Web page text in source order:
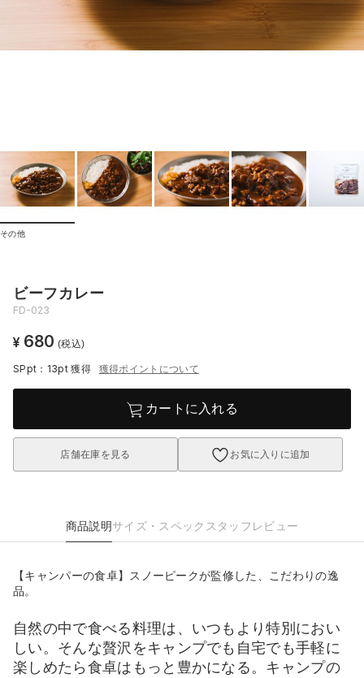
その他
ビーフカレー
FD-023
¥ 680 (税込)
SPpt：13pt獲得 獲得ポイントについて
カートに入れる
店舗在庫を見る お気に入りに追加
商品説明サイズ・スペック スタッフレビュー
【キャンパーの食卓】スノーピークが監修した、こだわりの逸
品。
自然の中で食べる料理は、いつもより特別におい
しい。そんな贅沢をキャンプでも自宅でも手軽に
楽しめたら食卓はもっと豊かになる。キャンプの